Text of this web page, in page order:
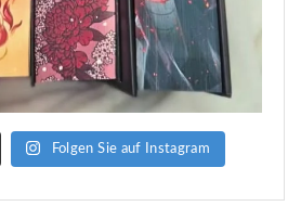
Folgen Sie auf Instagram